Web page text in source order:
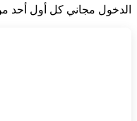
الدخول مجاني كل أول أحد